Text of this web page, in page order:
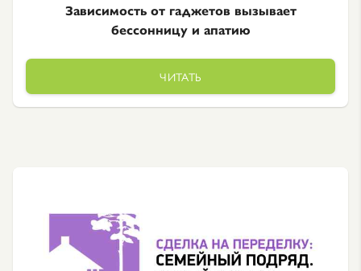
Зависимость от гаджетов вызывает
бессонницу и апатию
ЧИТАТЬ